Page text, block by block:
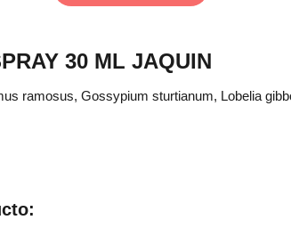
30 ML JAQUIN
ramosus, Gossypium sturtianum, Lobelia